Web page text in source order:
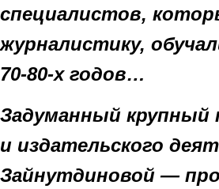
специалистов,
журналистику,
70-80-х годов…
Задуманный крупный
и издательского
Зайнутдиновой —